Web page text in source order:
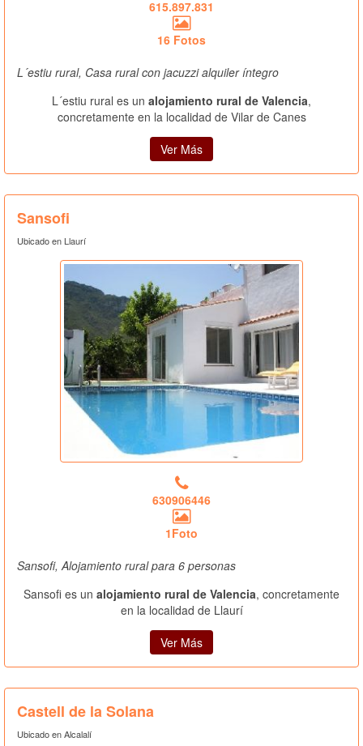
615.897.831
16 Fotos
L´estiu rural, Casa rural con jacuzzi alquiler íntegro
L´estiu rural es un alojamiento rural de Valencia,
concretamente en la localidad de Vilar de Canes
Ver Más
Sansofi
Ubicado en Llaurí
630906446
1Foto
Sansofi, Alojamiento rural para 6 personas
Sansofi es un alojamiento rural de Valencia, concretamente
en la localidad de Llaurí
Ver Más
Castell de la Solana
Ubicado en Alcalalí